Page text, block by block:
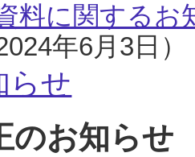
料に関するお
年6月3日）
らせ
のお知らせ